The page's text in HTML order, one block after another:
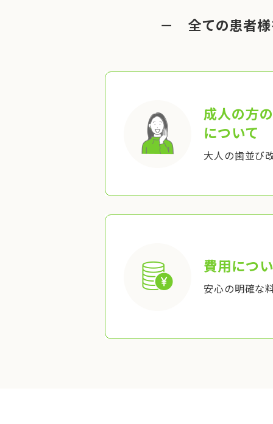
－ 全ての患者
成人の方
について
大人の歯並び
費用につ
安心の明確な